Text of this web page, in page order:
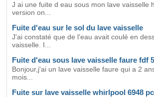
J ai une fuite d eau sous mon lave vaisselle
version on...
Fuite d'eau sur le sol du lave vaisselle
J'ai constaté que de l'eau avait coulé en
vaisselle. I...
Fuite d'eau sous lave vaisselle faure fdf
Bonjour,j'ai un lave vaisselle faure qui a 2
mois...
Fuite sur lave vaisselle whirlpool 6948 pc